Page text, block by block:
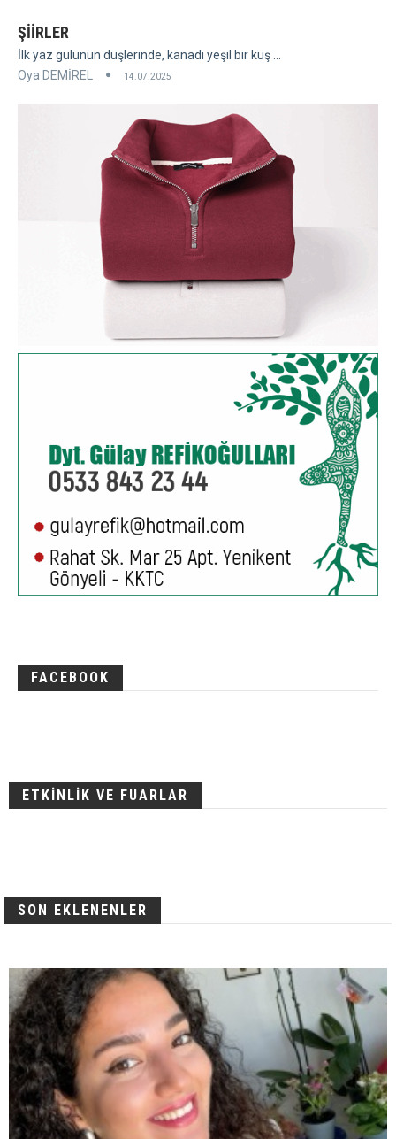
ŞİİRLER
İlk yaz gülünün düşlerinde, kanadı yeşil bir kuş ...
Oya DEMİREL
14.07.2025
FACEBOOK
ETKİNLİK VE FUARLAR
SON EKLENENLER